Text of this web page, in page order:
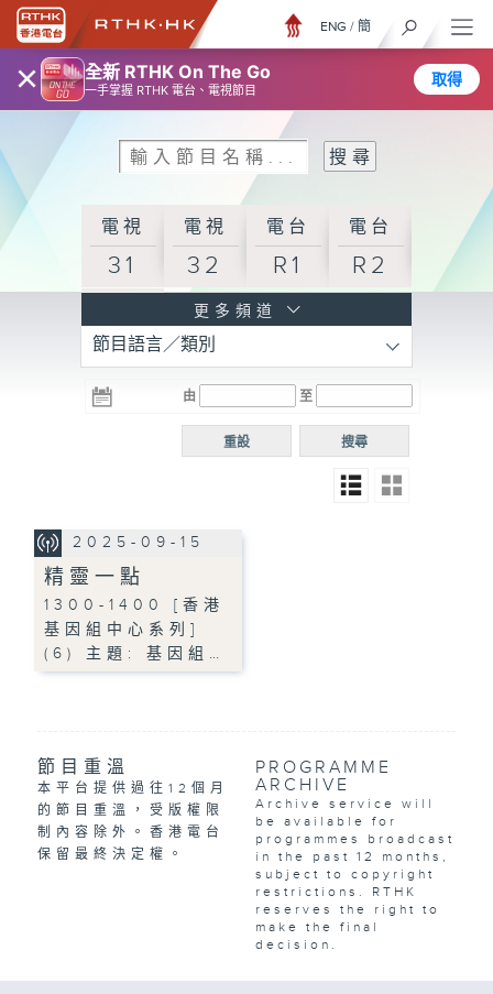
× 全新 RTHK On The Go
一手掌握 RTHK 電台、電視節目
取得
ENG / 簡
電視
31
電視
32
電台
R1
電台
R2
R3
電台 電台
R5
電台
普通
更多頻道
節目語言／類別
由 至
搜尋
重設
2025-09-15
精靈一點
1300-1400 [香港
基因組中心系列]
(6) 主題: 基因組…
節目重溫
本平台提供過往12個月
的節目重溫，受版權限
制內容除外。香港電台
保留最終決定權。
PROGRAMME
ARCHIVE
Archive service will
be available for
programmes broadcast
in the past 12 months,
subject to copyright
restrictions. RTHK
reserves the right to
make the final
decision.